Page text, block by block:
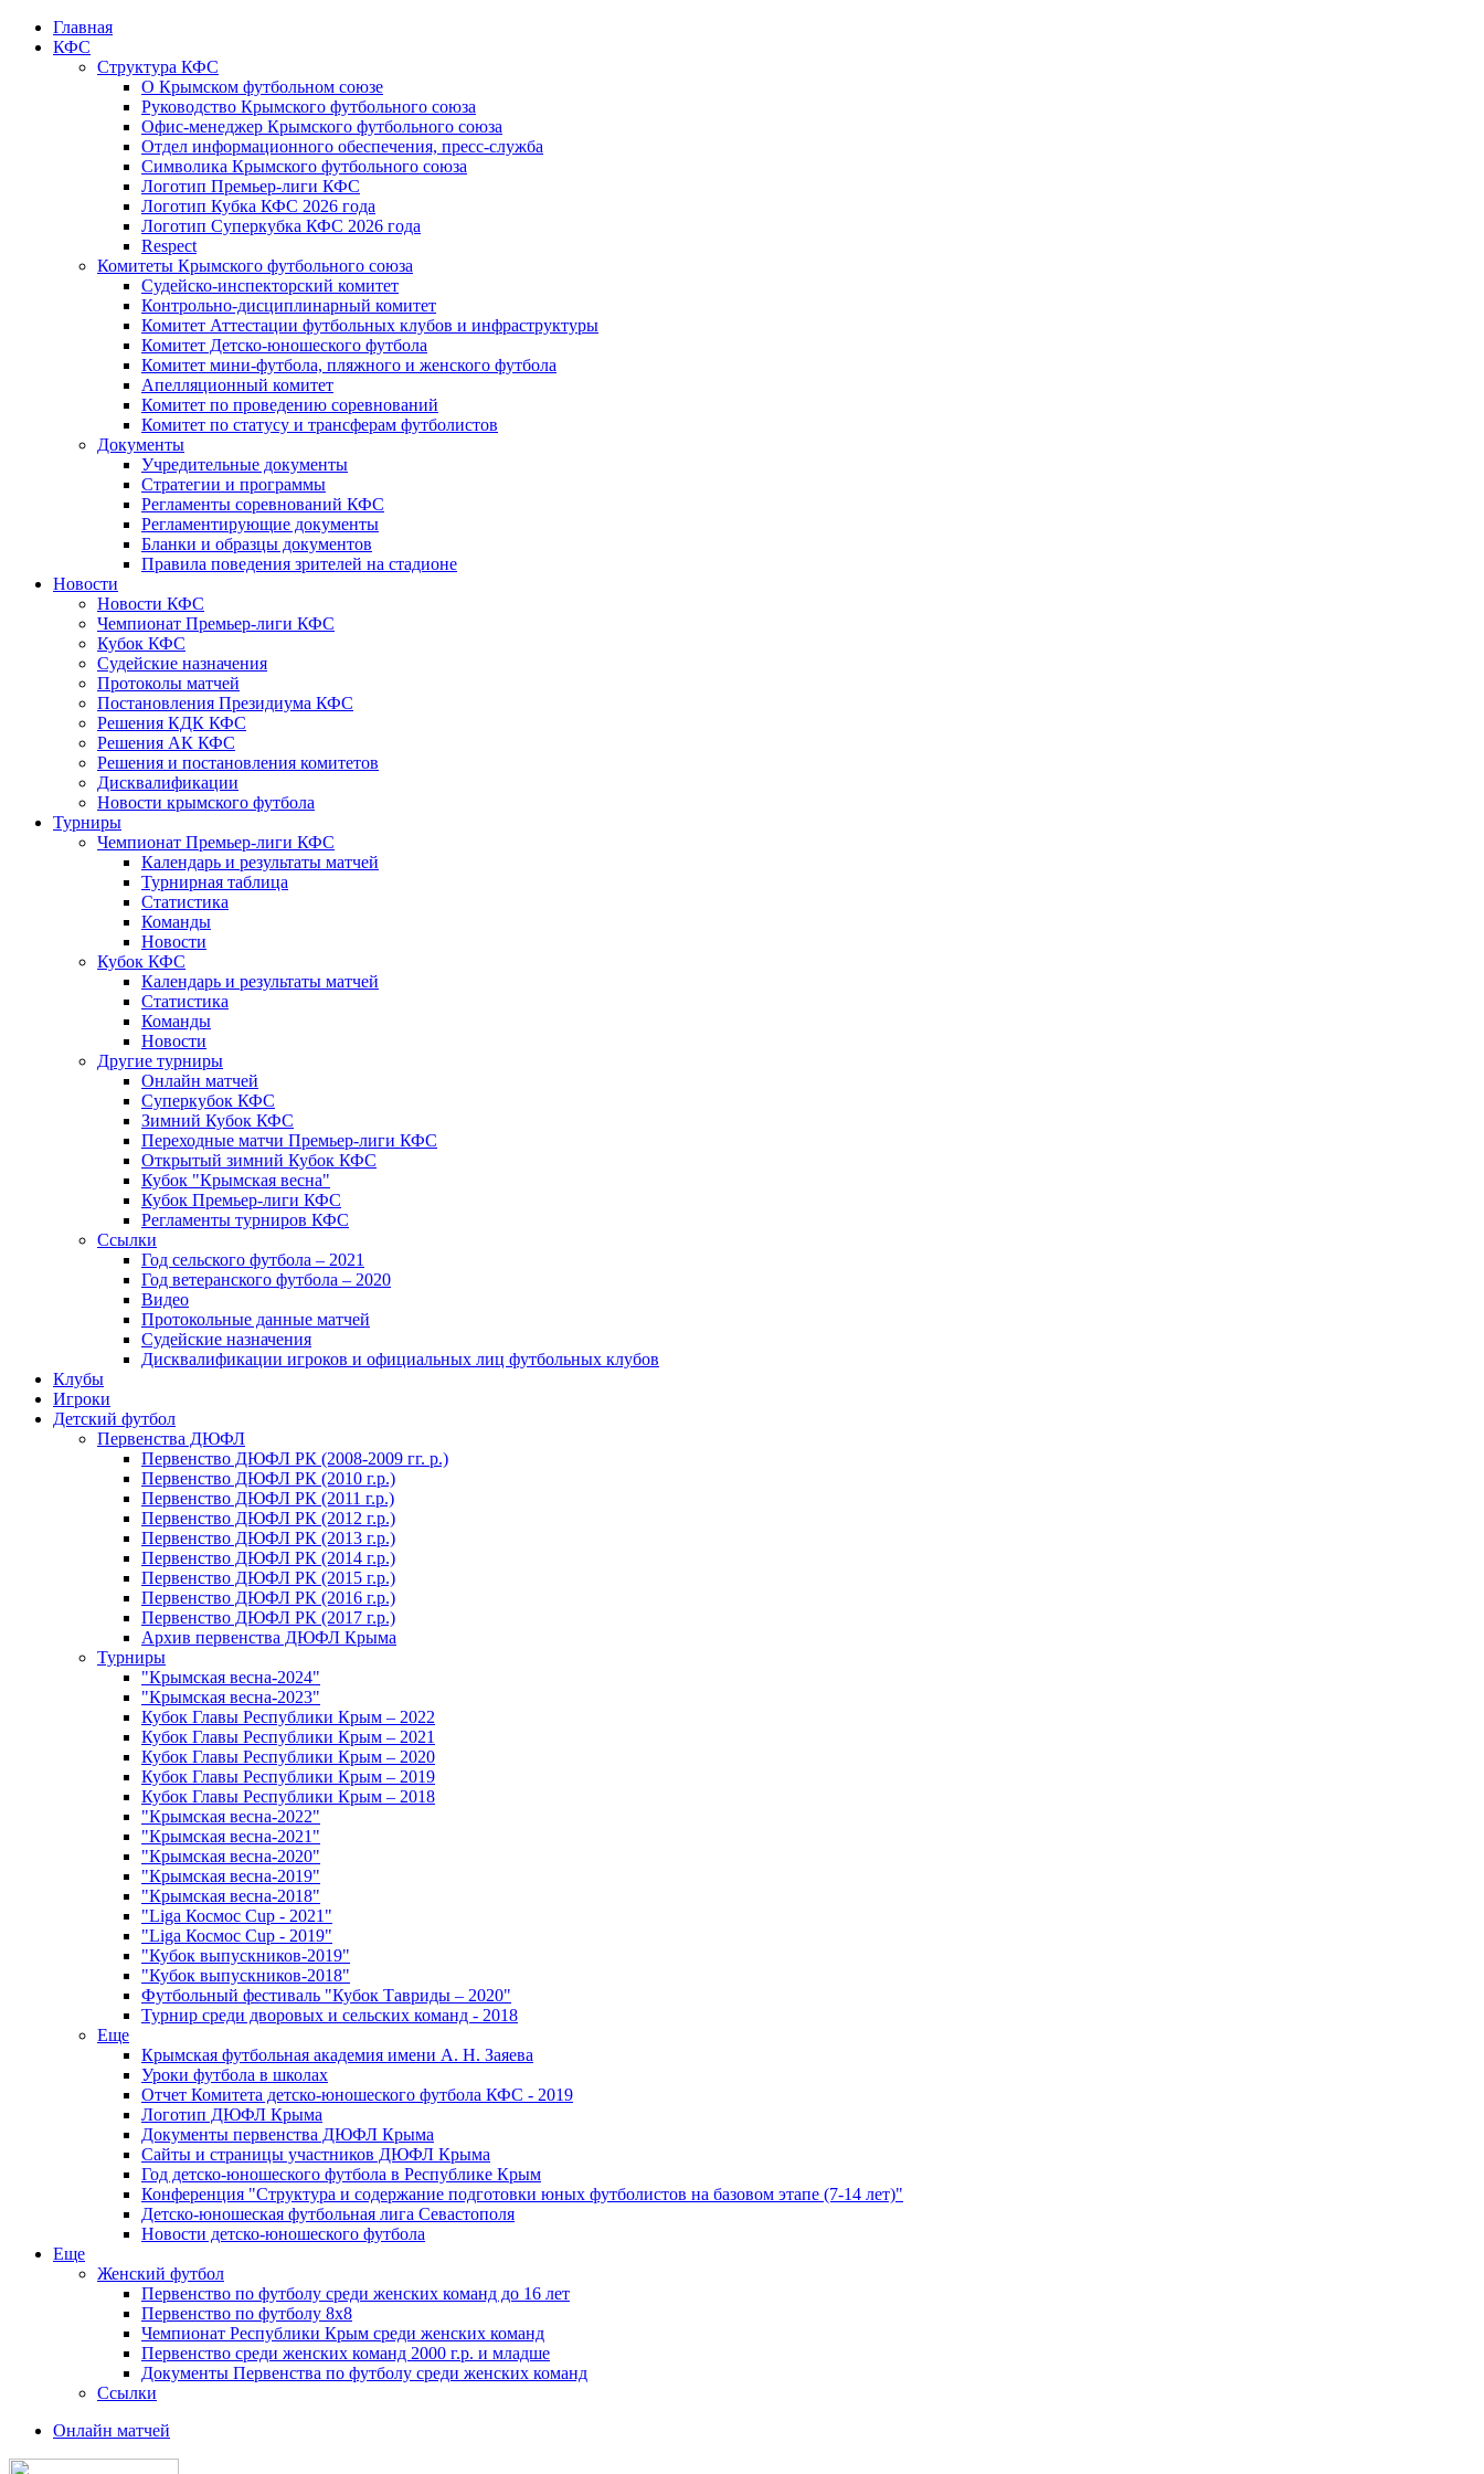
Главная
КФС
Структура КФС
О Крымском футбольном союзе
Руководство Крымского футбольного союза
Офис-менеджер Крымского футбольного союза
Отдел информационного обеспечения, пресс-служба
Символика Крымского футбольного союза
Логотип Премьер-лиги КФС
Логотип Кубка КФС 2026 года
Логотип Суперкубка КФС 2026 года
Respect
Комитеты Крымского футбольного союза
Судейско-инспекторский комитет
Контрольно-дисциплинарный комитет
Комитет Аттестации футбольных клубов и инфраструктуры
Комитет Детско-юношеского футбола
Комитет мини-футбола, пляжного и женского футбола
Апелляционный комитет
Комитет по проведению соревнований
Комитет по статусу и трансферам футболистов
Документы
Учредительные документы
Стратегии и программы
Регламенты соревнований КФС
Регламентирующие документы
Бланки и образцы документов
Правила поведения зрителей на стадионе
Новости
Новости КФС
Чемпионат Премьер-лиги КФС
Кубок КФС
Судейские назначения
Протоколы матчей
Постановления Президиума КФС
Решения КДК КФС
Решения АК КФС
Решения и постановления комитетов
Дисквалификации
Новости крымского футбола
Турниры
Чемпионат Премьер-лиги КФС
Календарь и результаты матчей
Турнирная таблица
Статистика
Команды
Новости
Кубок КФС
Календарь и результаты матчей
Статистика
Команды
Новости
Другие турниры
Онлайн матчей
Суперкубок КФС
Зимний Кубок КФС
Переходные матчи Премьер-лиги КФС
Открытый зимний Кубок КФС
Кубок "Крымская весна"
Кубок Премьер-лиги КФС
Регламенты турниров КФС
Ссылки
Год сельского футбола – 2021
Год ветеранского футбола – 2020
Видео
Протокольные данные матчей
Судейские назначения
Дисквалификации игроков и официальных лиц футбольных клубов
Клубы
Игроки
Детский футбол
Первенства ДЮФЛ
Первенство ДЮФЛ РК (2008-2009 гг. р.)
Первенство ДЮФЛ РК (2010 г.р.)
Первенство ДЮФЛ РК (2011 г.р.)
Первенство ДЮФЛ РК (2012 г.р.)
Первенство ДЮФЛ РК (2013 г.р.)
Первенство ДЮФЛ РК (2014 г.р.)
Первенство ДЮФЛ РК (2015 г.р.)
Первенство ДЮФЛ РК (2016 г.р.)
Первенство ДЮФЛ РК (2017 г.р.)
Архив первенства ДЮФЛ Крыма
Турниры
"Крымская весна-2024"
"Крымская весна-2023"
Кубок Главы Республики Крым – 2022
Кубок Главы Республики Крым – 2021
Кубок Главы Республики Крым – 2020
Кубок Главы Республики Крым – 2019
Кубок Главы Республики Крым – 2018
"Крымская весна-2022"
"Крымская весна-2021"
"Крымская весна-2020"
"Крымская весна-2019"
"Крымская весна-2018"
"Liga Космос Cup - 2021"
"Liga Космос Cup - 2019"
"Кубок выпускников-2019"
"Кубок выпускников-2018"
Футбольный фестиваль "Кубок Тавриды – 2020"
Турнир среди дворовых и сельских команд - 2018
Еще
Крымская футбольная академия имени А. Н. Заяева
Уроки футбола в школах
Отчет Комитета детско-юношеского футбола КФС - 2019
Логотип ДЮФЛ Крыма
Документы первенства ДЮФЛ Крыма
Сайты и страницы участников ДЮФЛ Крыма
Год детско-юношеского футбола в Республике Крым
Конференция "Структура и содержание подготовки юных футболистов на базовом этапе (7-14 лет)"
Детско-юношеская футбольная лига Севастополя
Новости детско-юношеского футбола
Еще
Женский футбол
Первенство по футболу среди женских команд до 16 лет
Первенство по футболу 8х8
Чемпионат Республики Крым среди женских команд
Первенство среди женских команд 2000 г.р. и младше
Документы Первенства по футболу среди женских команд
Ссылки
Онлайн матчей